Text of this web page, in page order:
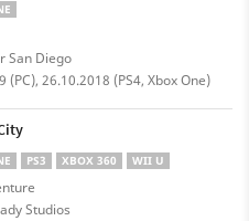
San Diego
(PC), 26.10.2018 (PS4, Xbox One)
PS3 XBOX 360 WII U
Studios